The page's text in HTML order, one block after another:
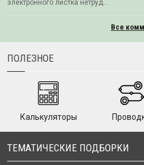
электронного листка нетруд...
Все
ПОЛЕЗНОЕ
Калькуляторы
ТЕМАТИЧЕСКИЕ ПОДБОРКИ